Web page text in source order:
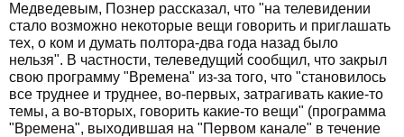
Медведевым, Познер рассказал, что "на телевидении
стало возможно некоторые вещи говорить и приглашать
тех, о ком и думать полтора-два года назад было
нельзя". В частности, телеведущий сообщил, что закрыл
свою программу "Времена" из-за того, что "становилось
все труднее и труднее, во-первых, затрагивать какие-то
темы, а во-вторых, говорить какие-то вещи" (программа
"Времена", выходившая на "Первом канале" в течение